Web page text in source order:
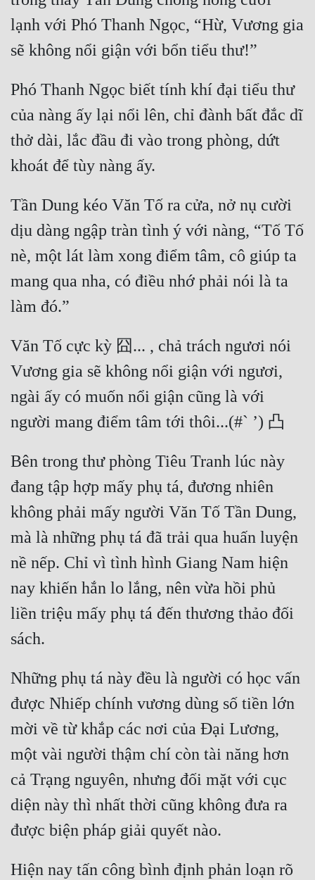
lạnh với Phó Thanh Ngọc, “Hừ, Vương gia
Phó Thanh Ngọc biết tính khí đại tiểu thư
của nàng ấy lại nổi lên, chỉ đành bất đắc dĩ
thở dài, lắc đầu đi vào trong phòng, dứt
Tần Dung kéo Văn Tố ra cửa, nở nụ cười
dịu dàng ngập tràn tình ý với nàng, “Tố Tố
nè, một lát làm xong điểm tâm, cô giúp ta
mang qua nha, có điều nhớ phải nói là ta
Văn Tố cực kỳ 囧... , chả trách ngươi nói
Vương gia sẽ không nổi giận với ngươi,
ngài ấy có muốn nổi giận cũng là với
Bên trong thư phòng Tiêu Tranh lúc này
đang tập hợp mấy phụ tá, đương nhiên
không phải mấy người Văn Tố Tần Dung,
mà là những phụ tá đã trải qua huấn luyện
nề nếp. Chỉ vì tình hình Giang Nam hiện
nay khiến hắn lo lắng, nên vừa hồi phủ
liền triệu mấy phụ tá đến thương thảo đối
Những phụ tá này đều là người có học vấn
được Nhiếp chính vương dùng số tiền lớn
mời về từ khắp các nơi của Đại Lương,
một vài người thậm chí còn tài năng hơn
cả Trạng nguyên, nhưng đối mặt với cục
diện này thì nhất thời cũng không đưa ra
Hiện nay tấn công bình định phản loạn rõ